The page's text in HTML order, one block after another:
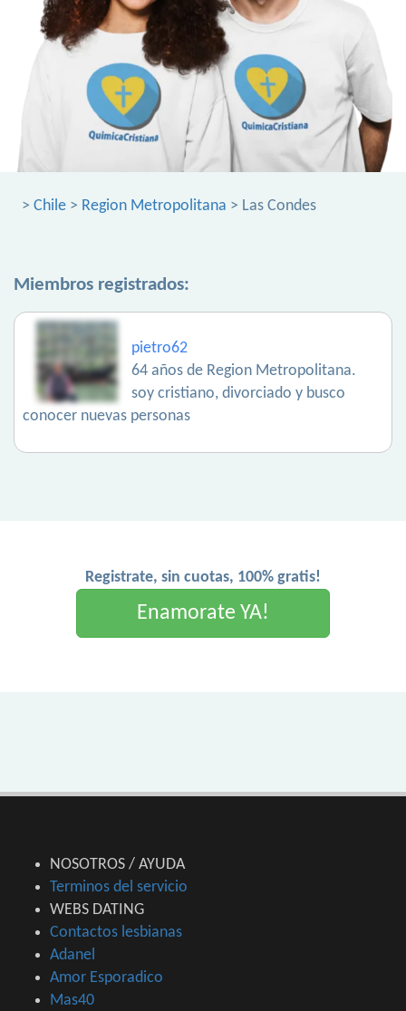
> Chile > Region Metropolitana > Las Condes
Miembros registrados:
pietro62
64 años de Region Metropolitana.
soy cristiano, divorciado y busco
conocer nuevas personas
Registrate, sin cuotas, 100% gratis!
Enamorate YA!
NOSOTROS / AYUDA
Terminos del servicio
WEBS DATING
Contactos lesbianas
Adanel
Amor Esporadico
Mas40